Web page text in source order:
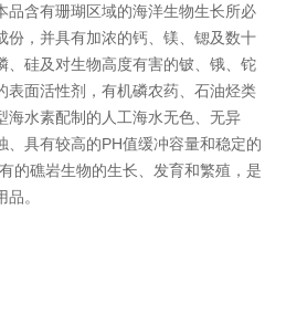
品含有珊瑚区域的海洋生物生长所必
份，并具有加浓的钙、镁、锶及数十
、硅及对生物高度有害的铍、锇、铊
表面活性剂，有机磷农药、石油烃类
海水素配制的人工海水无色、无异
、具有较高的PH值缓冲容量和稳定的
的礁岩生物的生长、发育和繁殖，是
。